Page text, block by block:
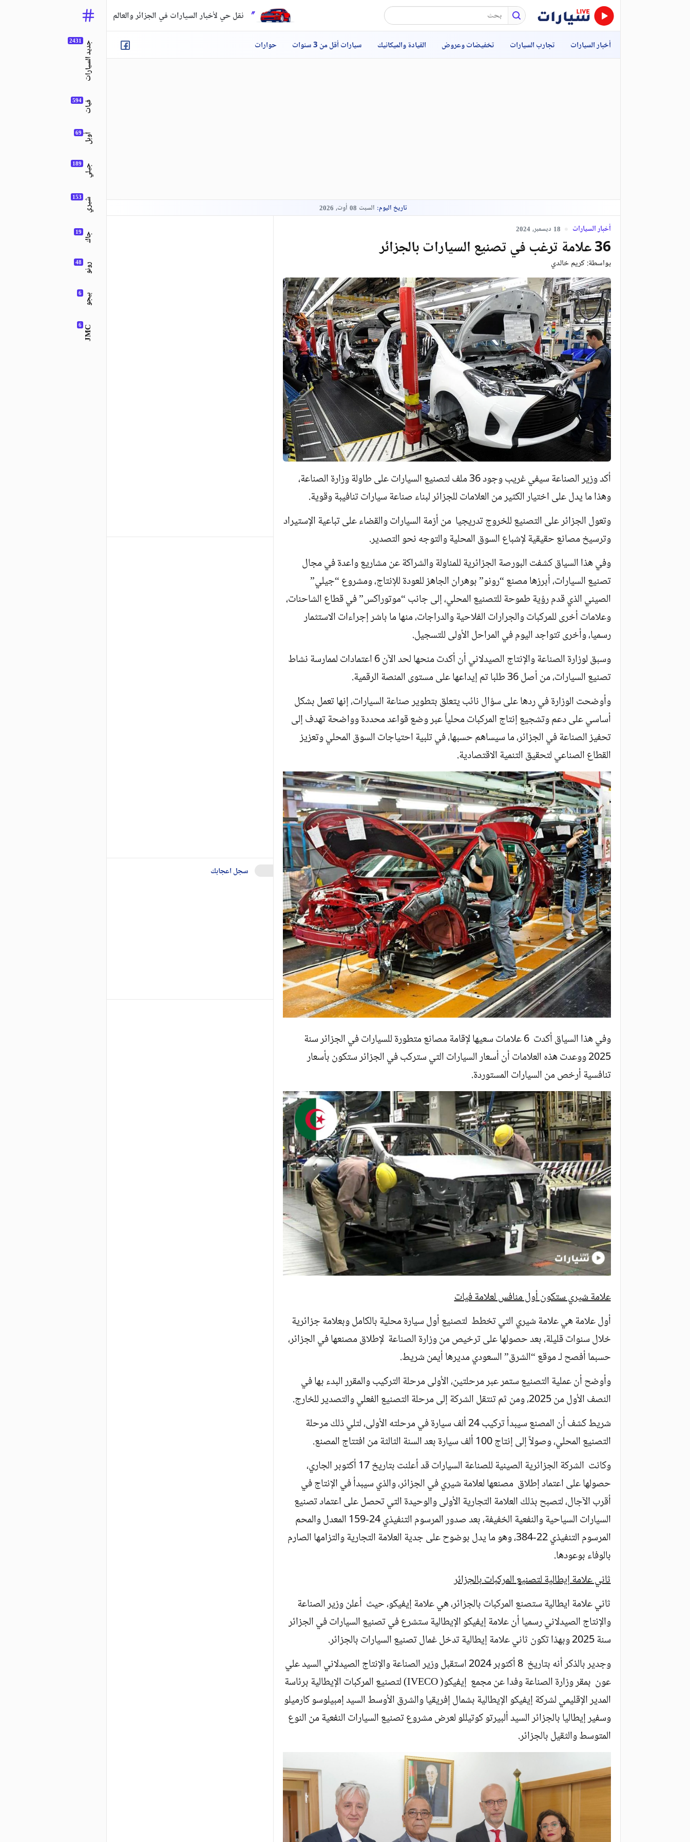
نقل حي لأخبار السيارات في الجزائر والعالم
أخبار السيارات تجارب السيارات تخفيضات وعروض القيادة والميكانيك سيارات أقل من 3 سنوات حوارات
تاريخ اليوم: السبت 08 أوت, 2026
أخبار السيارات 18 ديسمبر, 2024
36 علامة ترغب في تصنيع السيارات بالجزائر
بواسطة:كريم خالدي
أكد وزير الصناعة سيفي غريب وجود 36 ملف لتصنيع السيارات على طاولة وزارة الصناعة،
وهذا ما يدل على اختيار الكثير من العلامات للجزائر لبناء صناعة سيارات تنافيبة وقوية.
وتعول الجزائر على التصنيع للخروج تدريجيا من أزمة السيارات والقضاء على تباعية الإستيراد
وترسيخ مصانع حقيقية لإشباع السوق المحلية والتوجه نحو التصدير.
وفي هذا السياق كشفت البورصة الجزائرية للمناولة والشراكة عن مشاريع واعدة في مجال
تصنيع السيارات، أبرزها مصنع “رونو” بوهران الجاهز للعودة للإنتاج، ومشروع “جيلي”
الصيني الذي قدم رؤية طموحة للتصنيع المحلي، إلى جانب “موتوراكس” في قطاع الشاحنات،
وعلامات أخرى للمركبات والجرارات الفلاحية والدراجات، منها ما باشر إجراءات الاستثمار
رسميا، وأخرى تتواجد اليوم في المراحل الأولى للتسجيل.
وسبق لوزارة الصناعة والإنتاج الصيدلاني أن أكدت منحها لحد الآن 6 اعتمادات لممارسة نشاط
تصنيع السيارات، من أصل 36 طلبا تم إيداعها على مستوى المنصة الرقمية.
وأوضحت الوزارة في ردها على سؤال نائب يتعلق بتطوير صناعة السيارات، إنها تعمل بشكل
أساسي على دعم وتشجيع إنتاج المركبات محلياً عبر وضع قواعد محددة وواضحة تهدف إلى
تحفيز الصناعة في الجزائر، ما سيساهم حسبها، في تلبية احتياجات السوق المحلي وتعزيز
القطاع الصناعي لتحقيق التنمية الاقتصادية.
وفي هذا السياق أكدت 6 علامات سعيها لإقامة مصانع متطورة للسيارات في الجزائر سنة
2025 ووعدت هذه العلامات أن أسعار السيارات التي ستركب في الجزائر ستكون بأسعار
تنافسية أرخص من السيارات المستوردة.
علامة شيري ستكون أول منافس لعلامة فيات
أول علامة هي علامة شيري التي تخطط لتصنيع أول سيارة محلية بالكامل وبعلامة جزائرية
خلال سنوات قليلة، بعد حصولها على ترخيص من وزارة الصناعة لإطلاق مصنعها في الجزائر،
حسبما أفصح لـ موقع “الشرق” السعودي مديرها أيمن شريط.
وأوضح أن عملية التصنيع ستمر عبر مرحلتين، الأولى مرحلة التركيب والمقرر البدء بها في
النصف الأول من 2025، ومن ثم تنتقل الشركة إلى مرحلة التصنيع الفعلي والتصدير للخارج.
شريط كشف أن المصنع سيبدأ تركيب 24 ألف سيارة في مرحلته الأولى، لتلي ذلك مرحلة
التصنيع المحلي، وصولاً إلى إنتاج 100 ألف سيارة بعد السنة الثالثة من افتتاج المصنع.
وكانت الشركة الجزائرية الصينية للصناعة السيارات قد أعلنت بتاريخ 17 أكتوبر الجاري،
حصولها على اعتماد إطلاق مصنعها لعلامة شيري في الجزائر، والذي سيبدأ في الإنتاج في
أقرب الآجال، لتصبح بذلك العلامة التجارية الأولى والوحيدة التي تحصل على اعتماد تصنيع
السيارات السياحية والنفعية الخفيفة، بعد صدور المرسوم التنفيذي 24-159 المعدل والمحم
المرسوم التنفيذي 22-384، وهو ما يدل بوضوح على جدية العلامة التجارية والتزامها الصارم
بالوفاء بوعودها.
ثاني علامة إيطالية لتصنيع المركبات بالجزائر
ثاني علامة ايطالية ستصنع المركبات بالجزائر، هي علامة إيفيكو، حيث أعلن وزير الصناعة
والإنتاج الصيدلاني رسميا أن علامة إيفيكو الإيطالية ستشرع في تصنيع السيارات في الجزائر
سنة 2025 وبهذا تكون ثاني علامة إيطالية تدخل غمال تصنيع السيارات بالجزائر.
وجدير بالذكر أنه بتاريخ 8 أكتوبر 2024 استقبل وزير الصناعة والإنتاج الصيدلاني السيد علي
عون بمقر وزارة الصناعة وفدا عن مجمع إيفيكو( IVECO) لتصنيع المركبات الإيطالية برئاسة
المدير الإقليمي لشركة إيفيكو الإيطالية بشمال إفريقيا والشرق الأوسط السيد إمبيلوسو كارميلو
وسفير إيطاليا بالجزائر السيد ألبيرتو كوتيللو لعرض مشروع تصنيع السيارات النفعية من النوع
المتوسط والثقيل بالجزائر.
سجل اعجابك
جديد السيارات
فيات
أوبل
جيلي
شيري
جاك
رونو
بيجو
JMC